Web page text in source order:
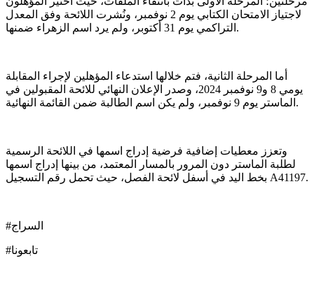
لاجتياز الامتحان الكتابي يوم 2 نوفمبر، ونُشرت اللائحة وفق المعدل
التراكمي يوم 31 أكتوبر، ولم يرد اسم الزهراء ضمنها.
أما المرحلة الثانية، فتم خلالها استدعاء المؤهلين لإجراء المقابلة
يومي 8 و9 نوفمبر 2024، وصدر الإعلان النهائي للائحة المقبولين في
الماستر يوم 9 نوفمبر، ولم يكن اسم الطالبة ضمن القائمة النهائية.
وتعزز معطيات إضافية فرضية إدراج اسمها في اللائحة الرسمية
لطلبة الماستر دون المرور بالمسار المعتمد، من بينها إدراج اسمها
بخط اليد في أسفل لائحة الفصل، حيث تحمل رقم التسجيل A41197.
#تابعونا